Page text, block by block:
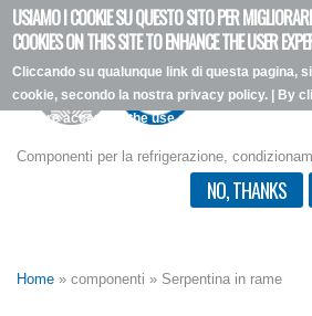
USIAMO I COOKIE SU QUESTO SITO PER
COOKIES ON THIS SITE TO ENHANCE THE USER
Cliccando su qualunque link di questa pagina,
cookie, secondo la nostra privacy policy. | By
you are accepting the use of the cookies
NO, THANKS
Salta
contenuto
principale
Componenti per la refrigerazione,
Home » componenti » Serpentina in rame